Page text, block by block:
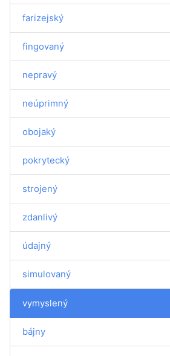
farizejský
fingovaný
nepravý
neúprimný
obojaký
pokrytecký
strojený
zdanlivý
údajný
simulovaný
vymyslený
bájny